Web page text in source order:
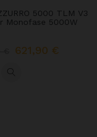
5000 TLM V3
Monofase 5000W
621,90 €